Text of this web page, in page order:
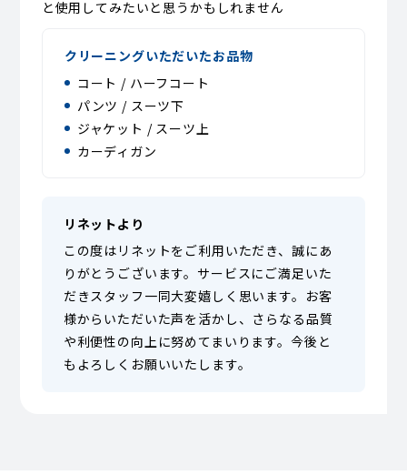
と使用してみたいと思うかもしれません
クリーニングいただいたお品物
コート / ハーフコート
パンツ / スーツ下
ジャケット / スーツ上
カーディガン
リネットより
この度はリネットをご利用いただき、誠にあ
りがとうございます。サービスにご満足いた
だきスタッフ一同大変嬉しく思います。お客
様からいただいた声を活かし、さらなる品質
や利便性の向上に努めてまいります。今後と
もよろしくお願いいたします。